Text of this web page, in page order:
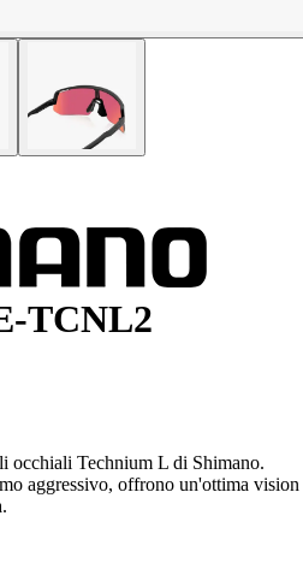
TCNL2
occhiali Technium L di Shimano.
aggressivo, offrono un'ottima vision